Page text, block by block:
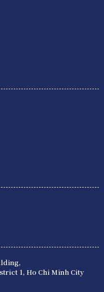
1, Ho Chi Minh City